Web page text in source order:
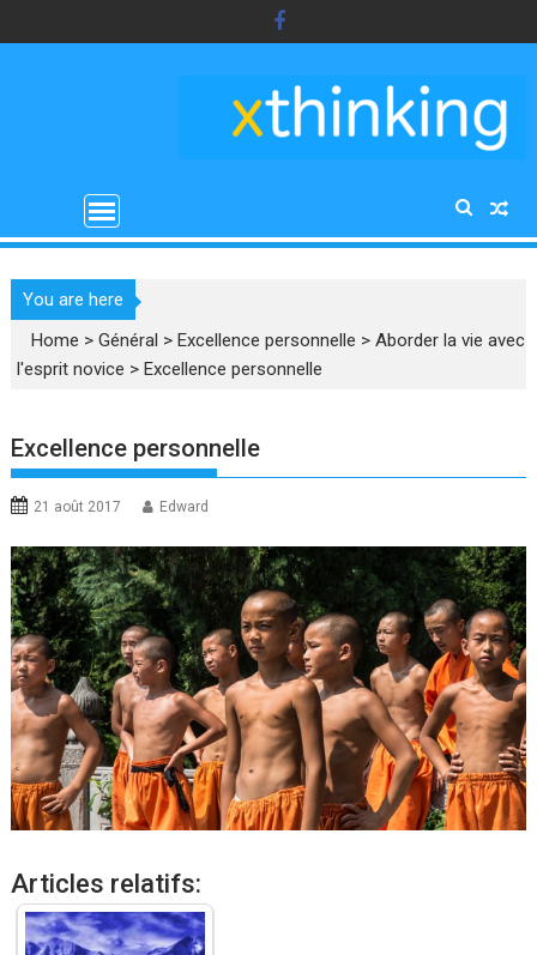
to
You are here
Home >Général >Excellence personnelle >Aborder la vie avec
l'esprit novice >Excellence personnelle
Excellence personnelle
21 août 2017 Edward
Articles relatifs: